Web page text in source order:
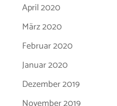
April 2020
März 2020
Februar 2020
Januar 2020
Dezember 2019